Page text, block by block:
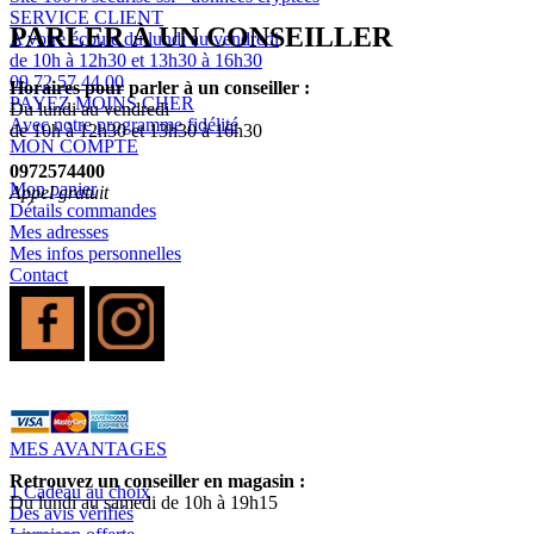
SERVICE CLIENT
A votre écoute du lundi au vendredi
de 10h à 12h30 et 13h30 à 16h30
09 72 57 44 00
PAYEZ MOINS CHER
Avec notre programme fidélité
MON COMPTE
Mon panier
Détails commandes
Mes adresses
Mes infos personnelles
Contact
MES AVANTAGES
1 Cadeau au choix
Des avis vérifiés
PARLER À UN CONSEILLER
Horaires pour parler à un conseiller :
Du lundi au vendredi
de 10h à 12h30 et 13h30 à 16h30
0972574400
Appel gratuit
Retrouvez un conseiller en magasin :
Du lundi au samedi de 10h à 19h15